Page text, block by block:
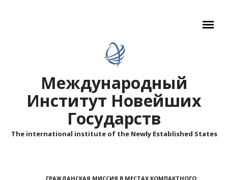
Международный
Институт Новейших
Государств
The international institute of the Newly Established States
ГРАЖДАНСКАЯ МИССИЯ В МЕСТАХ КОМПАКТНОГО